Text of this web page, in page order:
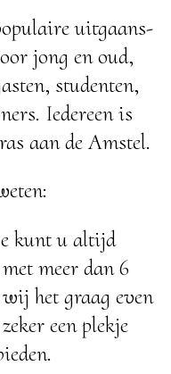
uitgaans-
jong en oud,
studenten,
Iedereen is
aan de Amstel.
kunt u altijd
meer dan 6
het graag even
een plekje